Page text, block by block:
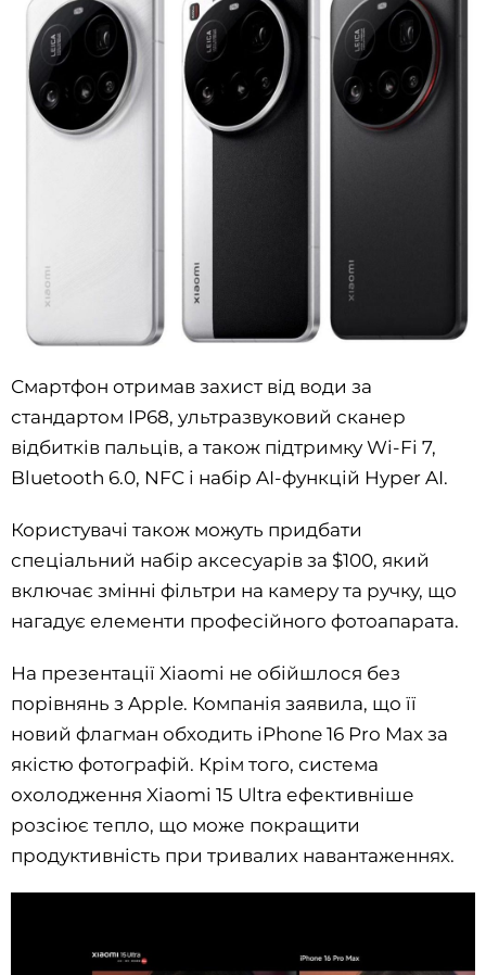
Смартфон отримав захист від води за
стандартом IP68, ультразвуковий сканер
відбитків пальців, а також підтримку Wi-Fi 7,
Bluetooth 6.0, NFC і набір AI-функцій Hyper AI.
Користувачі також можуть придбати
спеціальний набір аксесуарів за $100, який
включає змінні фільтри на камеру та ручку, що
нагадує елементи професійного фотоапарата.
На презентації Xiaomi не обійшлося без
порівнянь з Apple. Компанія заявила, що її
новий флагман обходить iPhone 16 Pro Max за
якістю фотографій. Крім того, система
охолодження Xiaomi 15 Ultra ефективніше
розсіює тепло, що може покращити
продуктивність при тривалих навантаженнях.